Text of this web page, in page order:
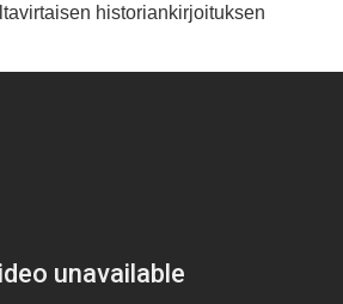
historiankirjoituksen